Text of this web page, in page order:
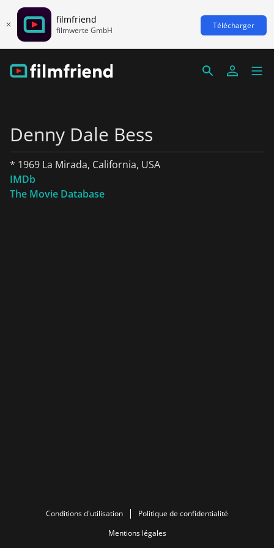
filmfriend
filmwerte GmbH Télécharger
Denny Dale Bess
* 1969 La Mirada, California, USA
IMDb
The Movie Database
Conditions d'utilisation
Politique de confidentialité
Mentions légales